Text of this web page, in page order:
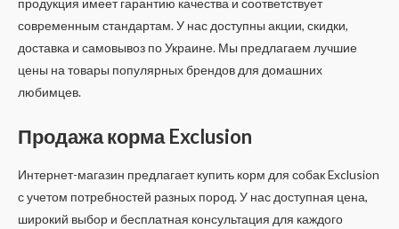
продукция имеет гарантию качества и соответствует
современным стандартам. У нас доступны акции, скидки,
доставка и самовывоз по Украине. Мы предлагаем лучшие
цены на товары популярных брендов для домашних
любимцев.
Продажа корма Exclusion
Интернет-магазин предлагает купить корм для собак Exclusion
с учетом потребностей разных пород. У нас доступная цена,
широкий выбор и бесплатная консультация для каждого